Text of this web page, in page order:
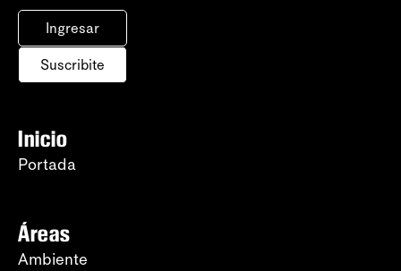
Ingresar
Suscribite
Inicio
Portada
Áreas
Ambiente